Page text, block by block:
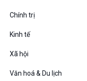
Chân dung cuộc sống
Các chương trình đặc
Chính trị
Kinh tế
Xã hội
Văn hoá & Du lịch